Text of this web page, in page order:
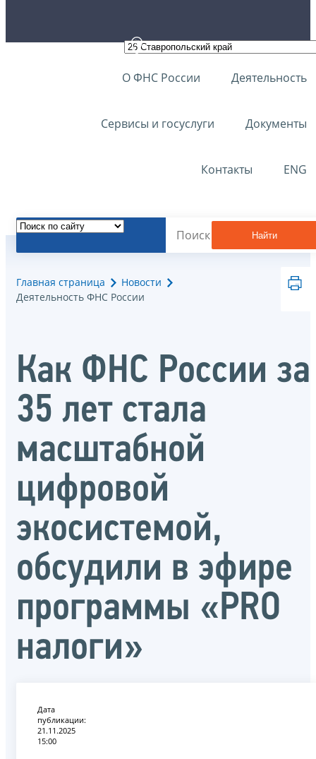
О ФНС России Деятельность
Сервисы и госуслуги Документы
Контакты ENG
Найти
Главная страница
Новости
Деятельность ФНС России
Как ФНС России за
35 лет стала
масштабной
цифровой
экосистемой,
обсудили в эфире
программы «PRO
налоги»
Дата
публикации:
21.11.2025
15:00